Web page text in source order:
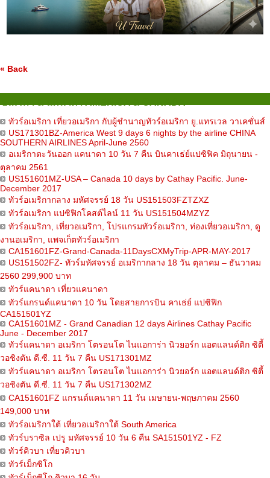
« Back
ทัวร์อเมริกา เที่ยวอเมริกา กับผู้ชำนาญทัวร์อเมริกา ยู.แทรเวล วาเคชั่นส์
US171301BZ-America West 9 days 6 nights by the airline CHINA
SOUTHERN AIRLINES April-June 2560
อเมริกาตะวันออก แคนาดา 10 วัน 7 คืน บินคาเธ่ย์แปซิฟิค มิถุนายน -
ตุลาคม 2561
US151601MZ-USA – Canada 10 days by Cathay Pacific. June-
December 2017
ทัวร์อเมริกากลาง มหัศจรรย์ 18 วัน US151503FZTZXZ
ทัวร์อเมริกา แปซิฟิกโคสต์ไลน์ 11 วัน US151504MZYZ
ทัวร์อเมริกา, เที่ยวอเมริกา, โปรแกรมทัวร์อเมริกา, ท่องเที่ยวอเมริกา, ดู
งานอเมริกา, แพจเก็ตทัวร์อเมริกา
CA151601FZ-Grand-Canada-11DaysCXMyTrip-APR-MAY-2017
US151502FZ- ทัวร์มหัศจรรย์ อเมริกากลาง 18 วัน ตุลาคม – ธันวาคม
2560 299,900 บาท
ทัวร์แคนาดา เที่ยวแคนาดา
ทัวร์แกรนด์แคนาดา 10 วัน โดยสายการบิน คาเธ่ย์ แปซิฟิก
CA151501YZ
CA151601MZ - Grand Canadian 12 days Airlines Cathay Pacific
June - December 2017
ทัวร์แคนาดา อเมริกา โตรอนโต ไนแอการ่า นิวยอร์ก แอตแลนด์ติก ซิตี้
วอชิงตัน ดี.ซี. 11 วัน 7 คืน US171301MZ
ทัวร์แคนาดา อเมริกา โตรอนโต ไนแอการ่า นิวยอร์ก แอตแลนด์ติก ซิตี้
วอชิงตัน ดี.ซี. 11 วัน 7 คืน US171302MZ
CA151601FZ แกรนด์แคนาดา 11 วัน เมษายน-พฤษภาคม 2560
149,000 บาท
ทัวร์อเมริกาใต้ เที่ยวอเมริกาใต้ South America
ทัวร์บราซิล เปรู มหัศจรรย์ 10 วัน 6 คืน SA151501YZ - FZ
ทัวร์คิวบา เที่ยวคิวบา
ทัวร์เม็กซิโก